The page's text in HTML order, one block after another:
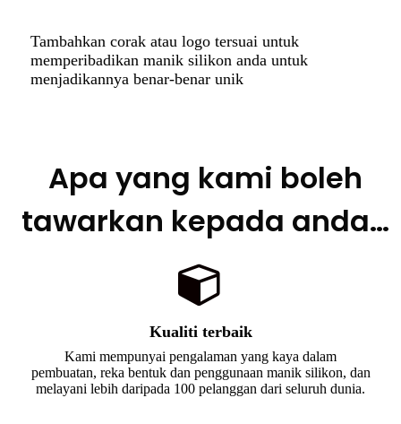
Tambahkan corak atau logo tersuai untuk
memperibadikan manik silikon anda untuk
menjadikannya benar-benar unik
Apa yang kami boleh
tawarkan kepada anda…
Kualiti terbaik
Kami mempunyai pengalaman yang kaya dalam
pembuatan, reka bentuk dan penggunaan manik silikon, dan
melayani lebih daripada 100 pelanggan dari seluruh dunia.